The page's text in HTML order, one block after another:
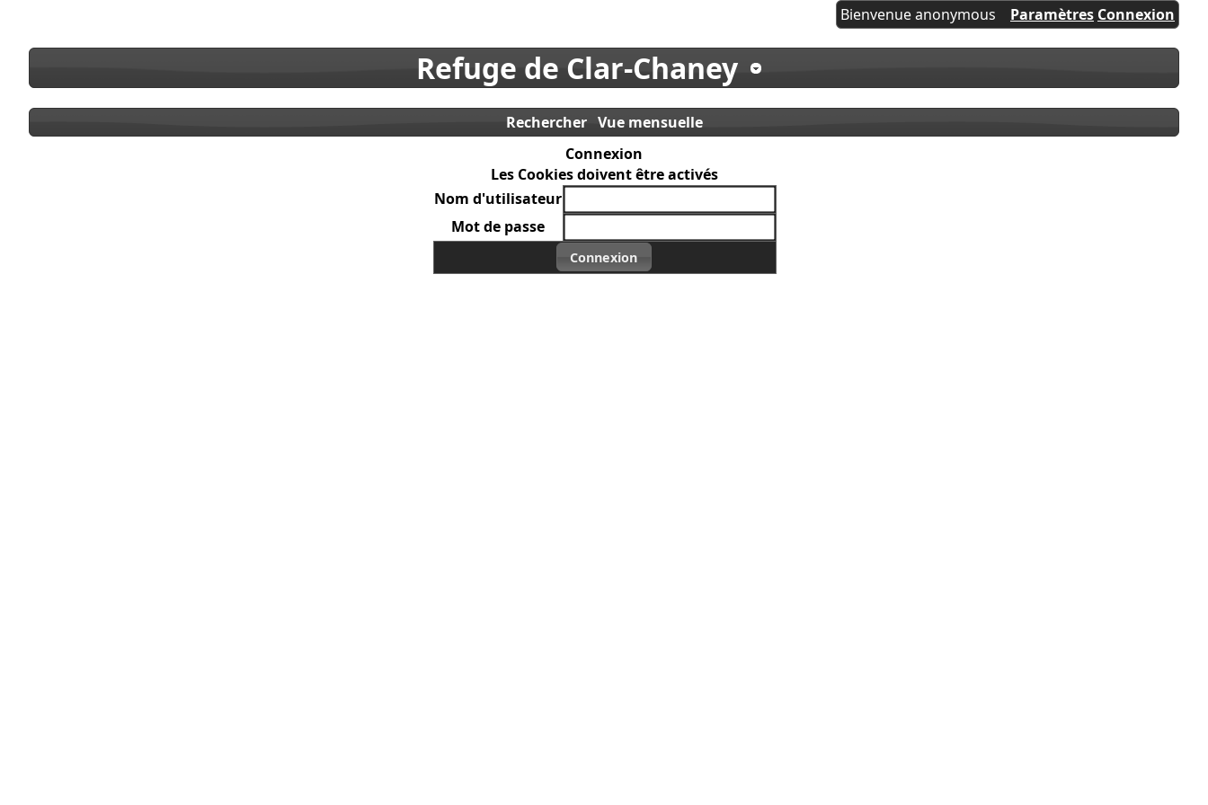
Bienvenue anonymous Paramètres Connexion
Refuge de Clar-Chaney
Rechercher Vue mensuelle
Connexion
Les Cookies doivent être activés
Nom d'utilisateur
Mot de passe